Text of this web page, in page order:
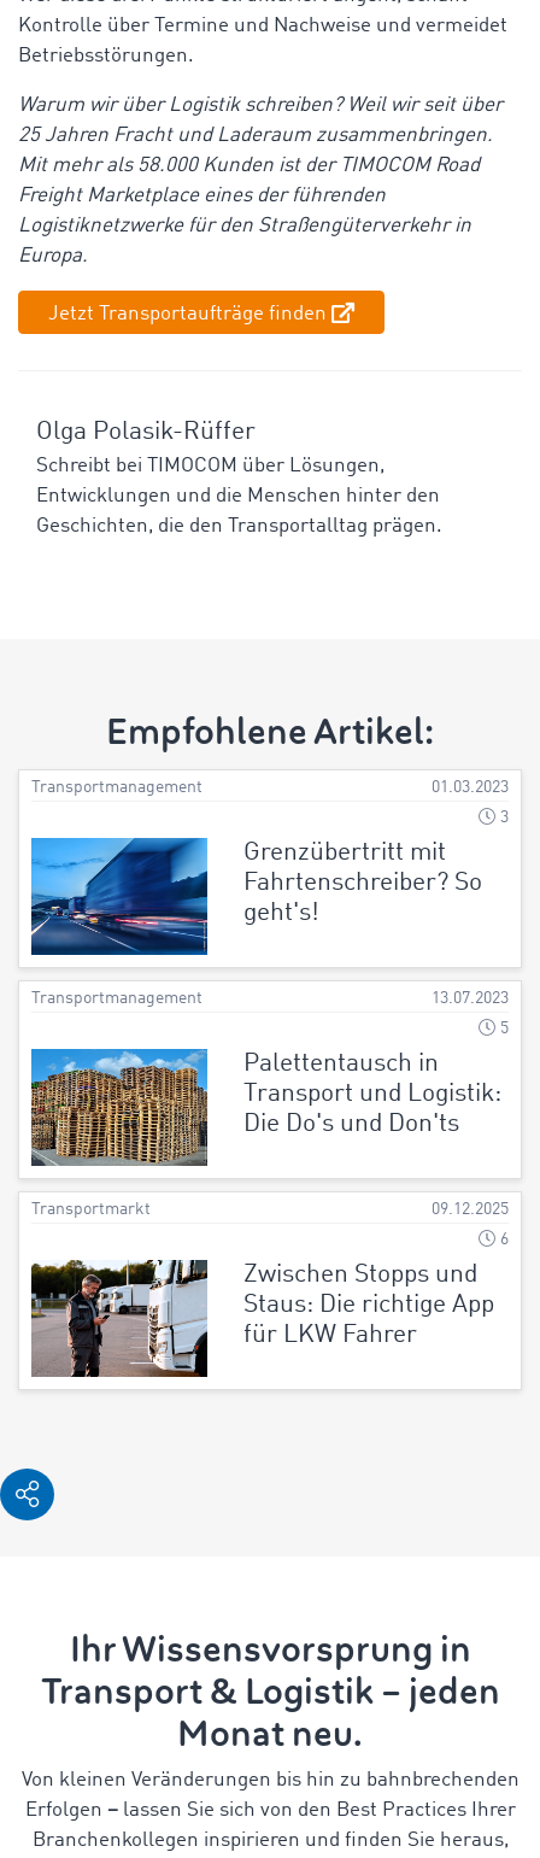
Kontrolle über Termine und Nachweise und vermeidet
Betriebsstörungen.
Warum wir über Logistik schreiben? Weil wir seit über
25 Jahren Fracht und Laderaum zusammenbringen.
Mit mehr als 58.000 Kunden ist der TIMOCOM Road
Freight Marketplace eines der führenden
Logistiknetzwerke für den Straßengüterverkehr in
Europa.
Jetzt Transportaufträge finden
Olga Polasik-Rüffer
Schreibt bei TIMOCOM über Lösungen,
Entwicklungen und die Menschen hinter den
Geschichten, die den Transportalltag prägen.
Empfohlene Artikel:
Transportmanagement
01.03.2023
3
Grenzübertritt mit
Fahrtenschreiber? So
geht's!
Transportmanagement
13.07.2023
5
Palettentausch in
Transport und Logistik:
Die Do's und Don'ts
Transportmarkt
09.12.2025
6
Zwischen Stopps und
Staus: Die richtige App
für LKW Fahrer
Ihr Wissensvorsprung in
Transport & Logistik – jeden
Monat neu.
Von kleinen Veränderungen bis hin zu bahnbrechenden
Erfolgen –lassen Sie sich von den Best Practices Ihrer
Branchenkollegen inspirieren und finden Sie heraus,